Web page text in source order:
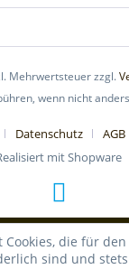
Mehrwertsteuer zzgl.
wenn nicht
Datenschutz AGB
mit Shopware
Cookies, die für
sind und